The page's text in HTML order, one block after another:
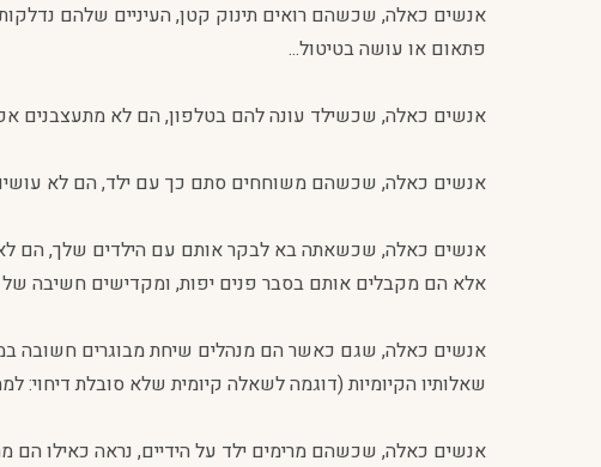
אנשים כאלה, שכשהם רואים תינוק קטן, העיניים שלהם
פתאום או עושה בטיטול...
אנשים כאלה, שכשילד עונה להם בטלפון, הם לא מתעצבנים
אנשים כאלה, שכשהם משוחחים סתם כך עם ילד, הם לא
אנשים כאלה, שכשאתה בא לבקר אותם עם הילדים שלך, הם
אלא הם מקבלים אותם בסבר פנים יפות, ומקדישים חשיבה
אנשים כאלה, שגם כאשר הם מנהלים שיחת מבוגרים חשובה
שאלותיו הקיומיות (דוגמה לשאלה קיומית שלא סובלת דיחוי:
אנשים כאלה, שכשהם מרימים ילד על הידיים, נראה כאילו הם